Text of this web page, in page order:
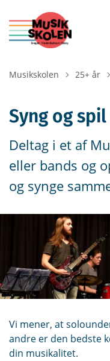
Musikskolen Tilbage til
25+ år
Syng og
Deltag i et af
eller bands og
og synge
Vi mener, at
andre er den bedste
din musikalitet.